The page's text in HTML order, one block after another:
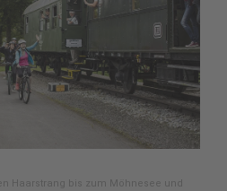
Haarstrang bis zum Möhnesee und